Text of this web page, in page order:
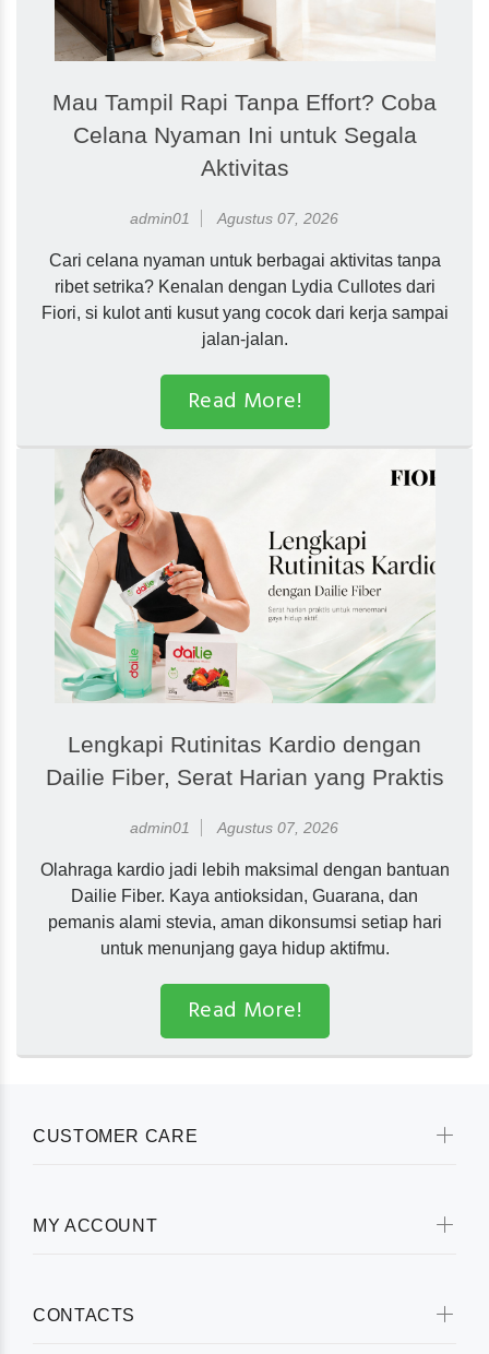
Mau Tampil Rapi Tanpa Effort? Coba
Celana Nyaman Ini untuk Segala
Aktivitas
admin01 Agustus 07, 2026
Cari celana nyaman untuk berbagai aktivitas tanpa
ribet setrika? Kenalan dengan Lydia Cullotes dari
Fiori, si kulot anti kusut yang cocok dari kerja sampai
jalan-jalan.
Read More!
Lengkapi Rutinitas Kardio dengan
Dailie Fiber, Serat Harian yang Praktis
admin01 Agustus 07, 2026
Olahraga kardio jadi lebih maksimal dengan bantuan
Dailie Fiber. Kaya antioksidan, Guarana, dan
pemanis alami stevia, aman dikonsumsi setiap hari
untuk menunjang gaya hidup aktifmu.
Read More!
CUSTOMER CARE
MY ACCOUNT
CONTACTS